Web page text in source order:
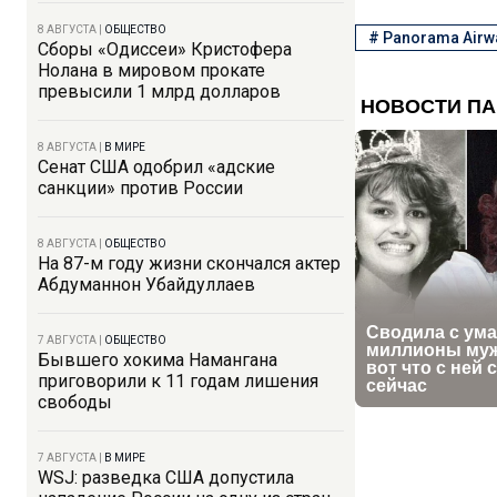
8 АВГУСТА ОБЩЕСТВО
Сборы «Одиссеи» Кристофера
Нолана в мировом прокате
превысили 1 млрд долларов
8 АВГУСТА В МИРЕ
Сенат США одобрил «адские
санкции» против России
8 АВГУСТА ОБЩЕСТВО
На 87-м году жизни скончался актер
Абдуманнон Убайдуллаев
7 АВГУСТА ОБЩЕСТВО
Бывшего хокима Намангана
приговорили к 11 годам лишения
свободы
7 АВГУСТА В МИРЕ
WSJ: разведка США допустила
# Panorama